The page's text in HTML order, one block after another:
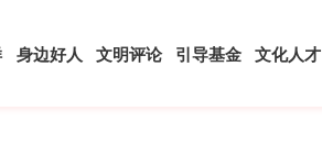
身边好人 文明评论 引导基金 文化人才